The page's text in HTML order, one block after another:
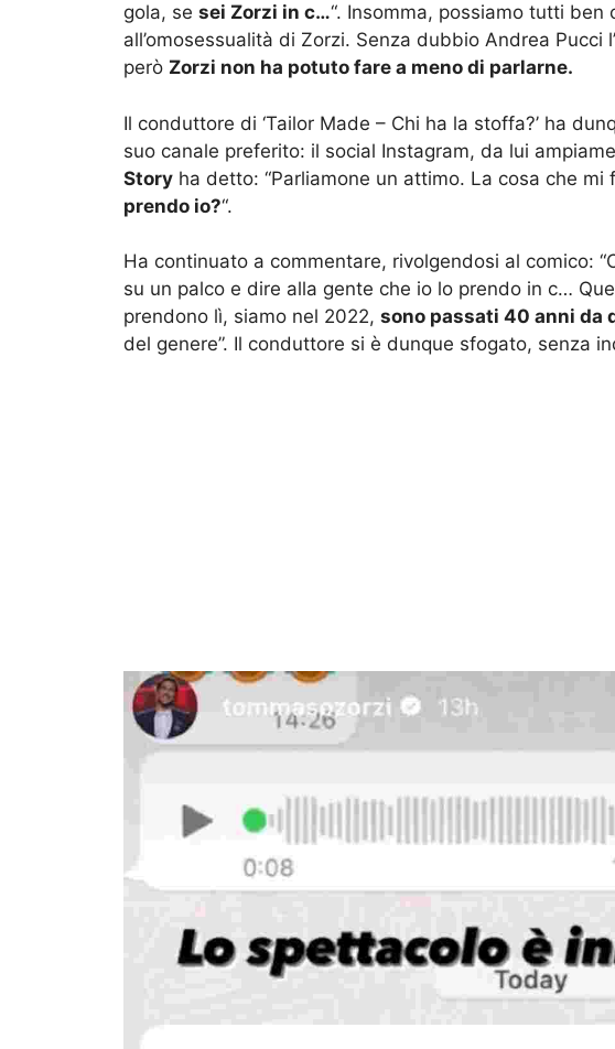
gola, se sei Zorzi in c…“. Insomma, possiamo tutti
all’omosessualità di Zorzi. Senza dubbio Andrea Pucci
però Zorzi non ha potuto fare a meno di parlarne.
Il conduttore di ‘Tailor Made – Chi ha la stoffa?’ ha
suo canale preferito: il social Instagram, da lui
Story ha detto: “Parliamone un attimo. La cosa che mi
prendo io?“.
Ha continuato a commentare, rivolgendosi al comico:
su un palco e dire alla gente che io lo prendo in c…
prendono lì, siamo nel 2022, sono passati 40 anni da
del genere”. Il conduttore si è dunque sfogato, senza